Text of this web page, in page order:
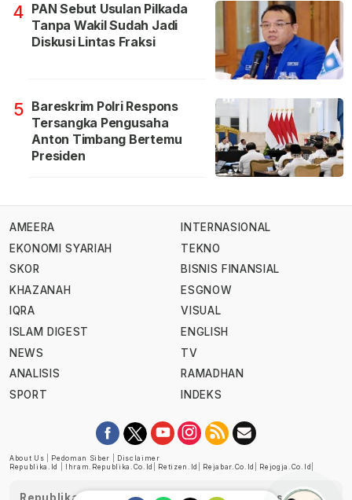
4 PAN Sebut Usulan Pilkada
Tanpa Wakil Sudah Jadi
Diskusi Lintas Fraksi
5 Bareskrim Polri Respons
Tersangka Pengusaha
Anton Timbang Bertemu
Presiden
AMEERA
EKONOMI SYARIAH
SKOR
KHAZANAH
IQRA
ISLAM DIGEST
NEWS
ANALISIS
SPORT
INTERNASIONAL
TEKNO
BISNIS FINANSIAL
ESGNOW
VISUAL
ENGLISH
TV
RAMADHAN
INDEKS
About Us Pedoman Siber
Disclaimer
Republika.id
Ihram.republika.co.id Retizen.id Rejabar.co.id Rejogja.co.id